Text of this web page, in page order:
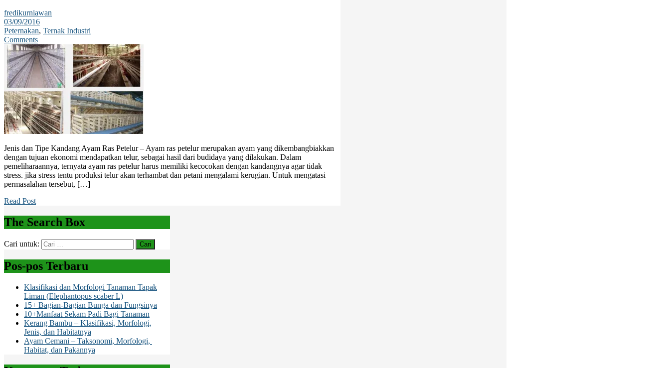
fredikurniawan
03/09/2016
Peternakan, Ternak Industri
Comments
Jenis dan Tipe Kandang Ayam Ras Petelur – Ayam ras petelur merupakan ayam yang dikembangbiakkan
dengan tujuan ekonomi mendapatkan telur, sebagai hasil dari budidaya yang dilakukan. Dalam
pemeliharaannya, ternyata ayam ras petelur harus memiliki kecocokan dengan kandangnya agar tidak
stress. jika stress tentu produksi telur akan terhambat dan petani mengalami kerugian. Untuk mengatasi
permasalahan tersebut, […]
Read Post
The Search Box
Cari untuk:
Pos-pos Terbaru
Klasifikasi dan Morfologi Tanaman Tapak
Liman (Elephantopus scaber L)
15+ Bagian-Bagian Bunga dan Fungsinya
10+Manfaat Sekam Padi Bagi Tanaman
Kerang Bambu – Klasifikasi, Morfologi,
Jenis, dan Habitatnya
Ayam Cemani – Taksonomi, Morfologi,
Habitat, dan Pakannya